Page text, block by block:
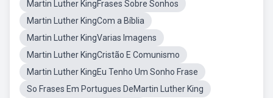
Martin Luther KingFrases Sobre Sonhos
Martin Luther KingCom a Bíblia
Martin Luther KingVarias Imagens
Martin Luther KingCristão E Comunismo
Martin Luther KingEu Tenho Um Sonho Frase
So Frases Em Portugues DeMartin Luther King